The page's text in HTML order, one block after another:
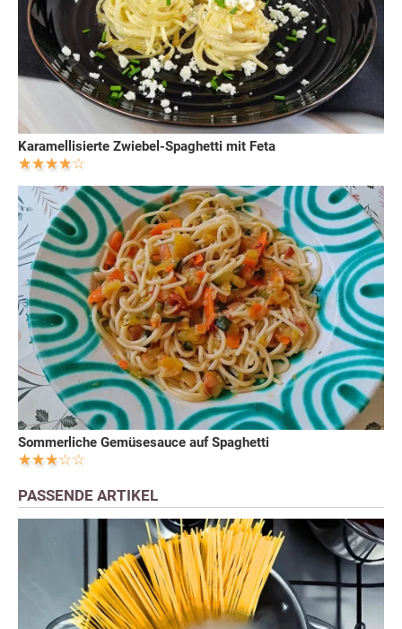
Karamellisierte Zwiebel-Spaghetti mit Feta
Sommerliche Gemüsesauce auf Spaghetti
PASSENDE ARTIKEL